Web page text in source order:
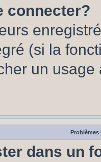
connecter?
(si la
un
Problèmes
dans un